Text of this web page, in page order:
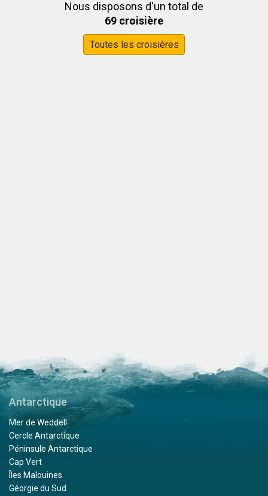
Nous disposons d'un total de
69 croisière
Toutes les croisières
Antarctique
Mer de Weddell
Cercle Antarctique
Péninsule Antarctique
Cap Vert
Îles Malouines
Géorgie du Sud